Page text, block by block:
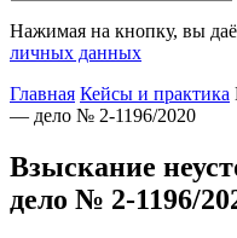
Нажимая на кнопку, вы
личных данных
Главная Кейсы и практика
— дело № 2-1196/2020
Взыскание
дело № 2-1196/